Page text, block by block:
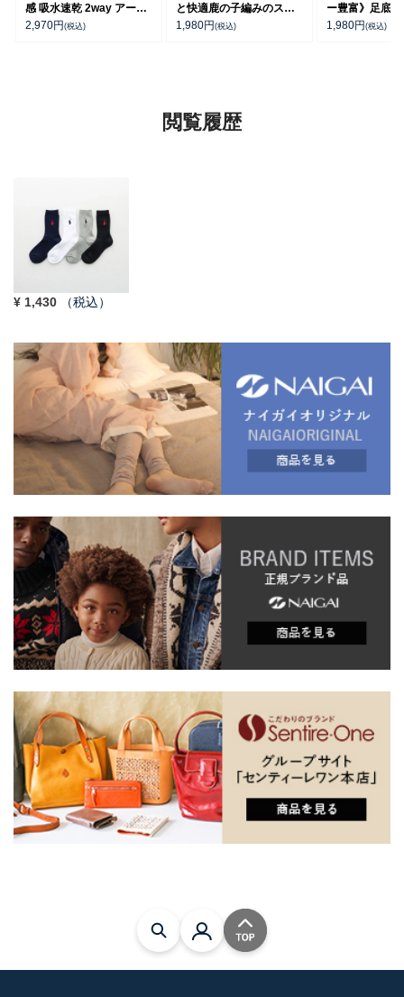
感 吸水速乾 2way アーム
カバー ＆ レッグウォーマ
2,970円(税込)
と快適鹿の子編みのスニ
ーカー丈ソックス 【3足
1,980円(税込)
ー豊富》足底
ポイントソッ
1,980円(税込)
閲覧履歴
¥ 1,430 （税込）